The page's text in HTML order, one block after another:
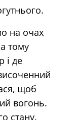
на очах
тому
і де
щоб
вогонь.
стану.